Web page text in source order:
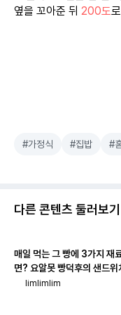
옆을 꼬아준 뒤 200도
#가정식 #집밥 #
다른 콘텐츠 둘러보기
매일 먹는 그 빵에 3가지 재
면? 요알못 빵덕후의 샌드
limlimlim